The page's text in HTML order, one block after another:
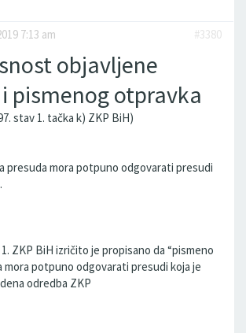
7:13 am #3380
objavljene
pismenog otpravka
stav 1. tačka k) ZKP BiH)
presuda mora potpuno odgovarati presudi
ZKP BiH izričito je propisano da “pismeno
mora potpuno odgovarati presudi koja je
odredba ZKP